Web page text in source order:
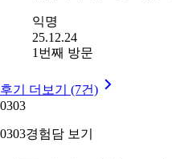
익명
25.12.24
1번째 방문
후기 더보기 (7건)
0303
0303경험담 보기